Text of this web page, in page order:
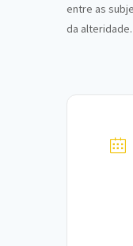
entre as
da alteridade.